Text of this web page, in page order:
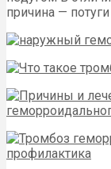
причина —